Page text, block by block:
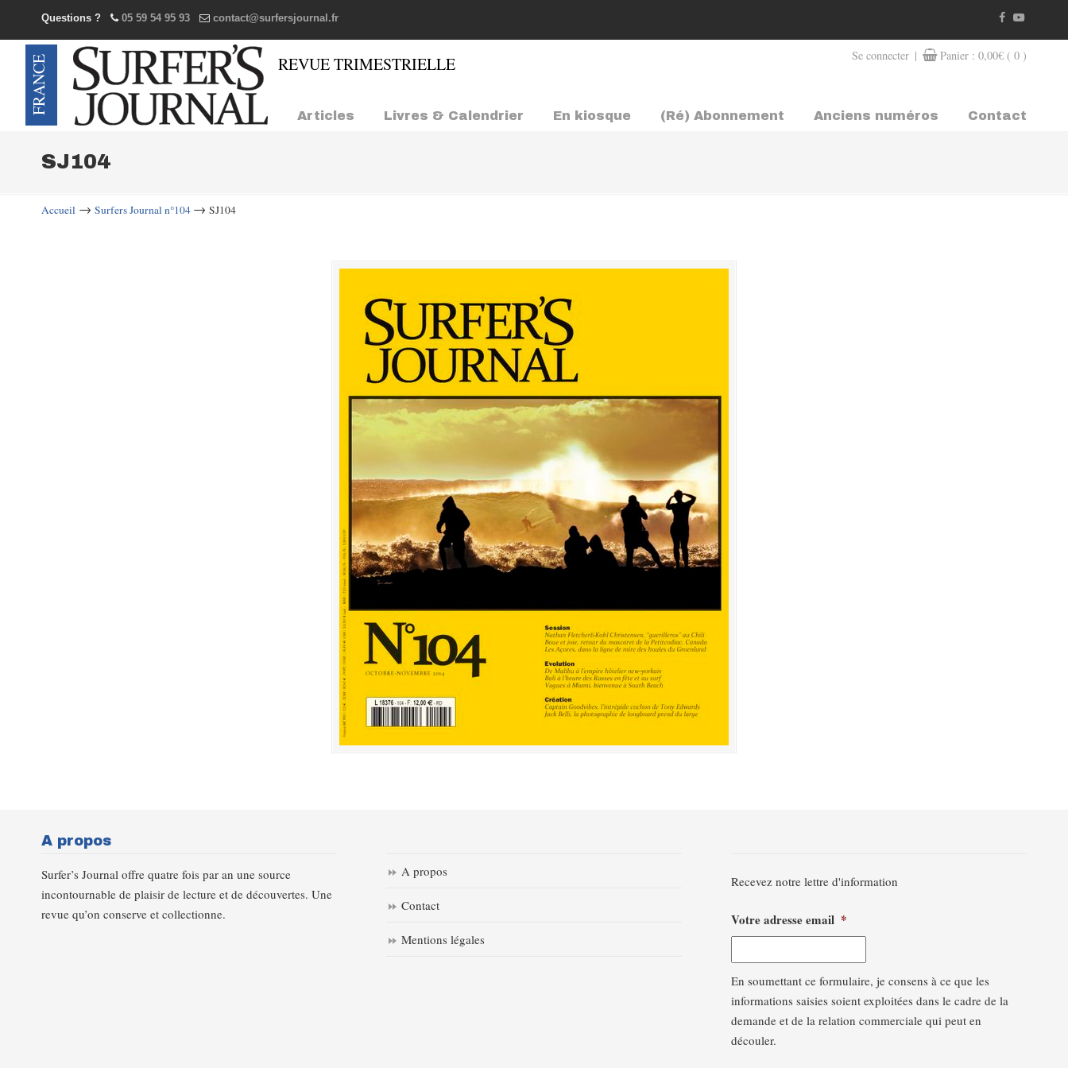
Questions ? 05 59 54 95 93 contact@surfersjournal.fr
Se connecter | Panier : 0,00€ ( 0 )
Articles Livres & Calendrier En kiosque (Ré) Abonnement Anciens numéros Contact
Navigation
SJ104
Accueil → Surfers Journal n°104 → SJ104
A propos
Surfer’s Journal offre quatre fois par an une source
incontournable de plaisir de lecture et de découvertes. Une
revue qu’on conserve et collectionne.
A propos
Contact
Mentions légales
Recevez notre lettre d'information
Votre adresse email *
En soumettant ce formulaire, je consens à ce que les
informations saisies soient exploitées dans le cadre de la
demande et de la relation commerciale qui peut en
découler.